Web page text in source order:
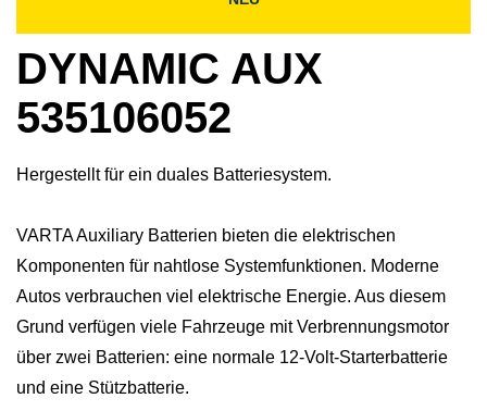
DYNAMIC AUX
535106052
Hergestellt für ein duales Batteriesystem.
VARTA Auxiliary Batterien bieten die elektrischen
Komponenten für nahtlose Systemfunktionen. Moderne
Autos verbrauchen viel elektrische Energie. Aus diesem
Grund verfügen viele Fahrzeuge mit Verbrennungsmotor
über zwei Batterien: eine normale 12-Volt-Starterbatterie
und eine Stützbatterie.